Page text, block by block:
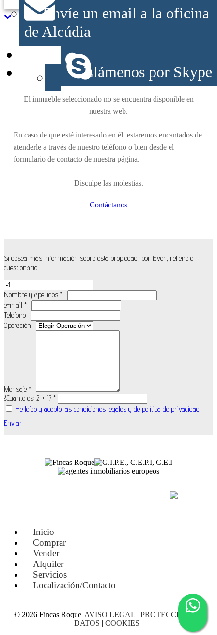
Envíe un email a la oficina
de Alcúdia
Llámenos por Skype
Búsqueda avanzada
Inmueble no disponible
El inmueble seleccionado no se encuentra disponible en
nuestra web.
En caso de que esté interesado en él, estaremos encantados de
atenderle a través de nuestro teléfono o bien desde el
formulario de contacto de nuestra página.
Disculpe las molestias.
Contáctanos
Si desea más información sobre esta propiedad, por favor, rellene el
cuestionario:
Nombre y apellidos *
e-mail *
Teléfono
Operación
Mensaje *
¿Cuánto es: 2 + 1? *
He leído y acepto las condiciones legales y de política de privacidad
Enviar
Inicio
Comprar
Vender
Alquiler
Servicios
Localización/Contacto
© 2026 Fincas Roque| AVISO LEGAL | PROTECCIÓN DE
DATOS | COOKIES |